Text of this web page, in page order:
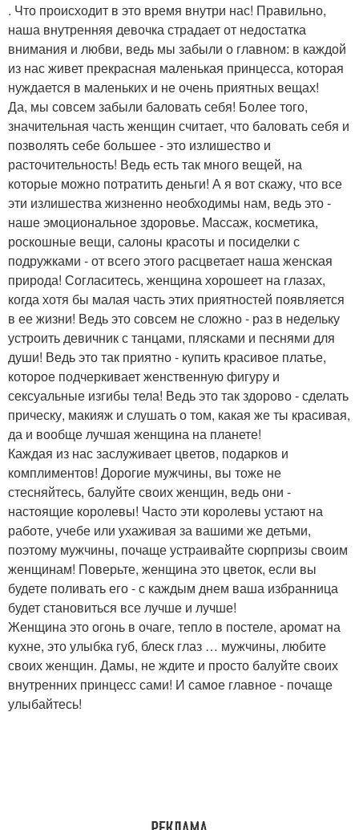
. Что происходит в это время внутри нас! Правильно,
наша внутренняя девочка страдает от недостатка
внимания и любви, ведь мы забыли о главном: в каждой
из нас живет прекрасная маленькая принцесса, которая
нуждается в маленьких и не очень приятных вещах!
Да, мы совсем забыли баловать себя! Более того,
значительная часть женщин считает, что баловать себя и
позволять себе большее - это излишество и
расточительность! Ведь есть так много вещей, на
которые можно потратить деньги! А я вот скажу, что все
эти излишества жизненно необходимы нам, ведь это -
наше эмоциональное здоровье. Массаж, косметика,
роскошные вещи, салоны красоты и посиделки с
подружками - от всего этого расцветает наша женская
природа! Согласитесь, женщина хорошеет на глазах,
когда хотя бы малая часть этих приятностей появляется
в ее жизни! Ведь это совсем не сложно - раз в недельку
устроить девичник с танцами, плясками и песнями для
души! Ведь это так приятно - купить красивое платье,
которое подчеркивает женственную фигуру и
сексуальные изгибы тела! Ведь это так здорово - сделать
прическу, макияж и слушать о том, какая же ты красивая,
да и вообще лучшая женщина на планете!
Каждая из нас заслуживает цветов, подарков и
комплиментов! Дорогие мужчины, вы тоже не
стесняйтесь, балуйте своих женщин, ведь они -
настоящие королевы! Часто эти королевы устают на
работе, учебе или ухаживая за вашими же детьми,
поэтому мужчины, почаще устраивайте сюрпризы своим
женщинам! Поверьте, женщина это цветок, если вы
будете поливать его - с каждым днем ваша избранница
будет становиться все лучше и лучше!
Женщина это огонь в очаге, тепло в постеле, аромат на
кухне, это улыбка губ, блеск глаз … мужчины, любите
своих женщин. Дамы, не ждите и просто балуйте своих
внутренних принцесс сами! И самое главное - почаще
улыбайтесь!